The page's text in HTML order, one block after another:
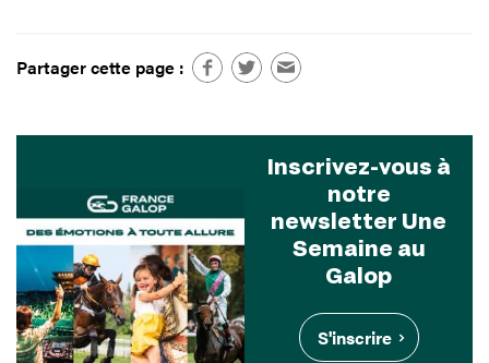
Partager cette page :
Inscrivez-vous à
notre
newsletter Une
Semaine au
Galop
S'inscrire